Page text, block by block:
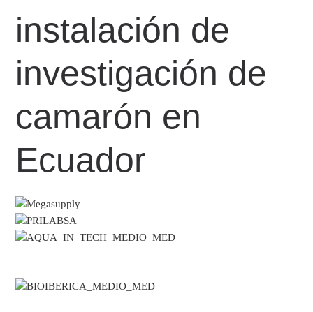
instalación de
investigación de
camarón en
Ecuador